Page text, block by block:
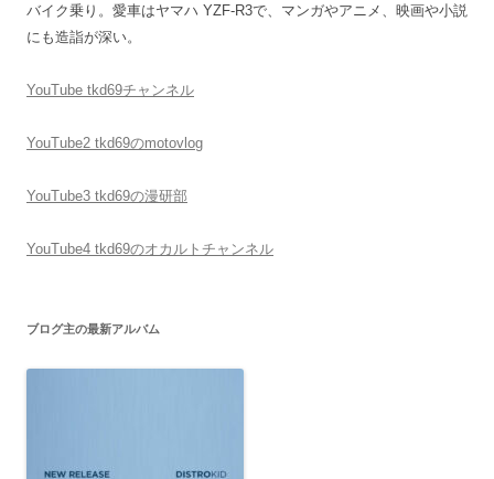
バイク乗り。愛車はヤマハ YZF-R3で、マンガやアニメ、映画や小説
にも造詣が深い。
YouTube tkd69チャンネル
YouTube2 tkd69のmotovlog
YouTube3 tkd69の漫研部
YouTube4 tkd69のオカルトチャンネル
ブログ主の最新アルバム